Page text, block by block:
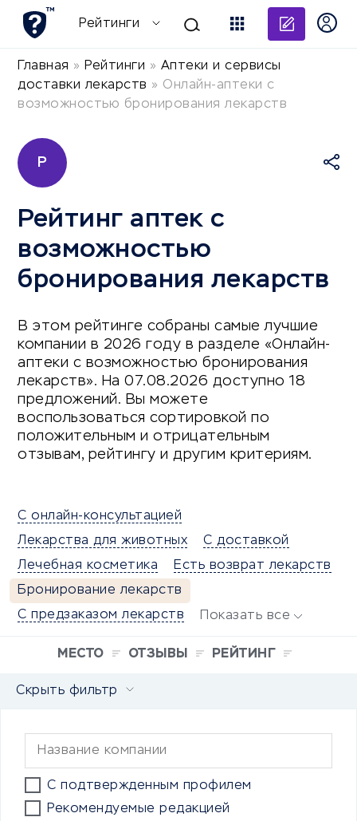
Рейтинги
Главная » Рейтинги » Аптеки и сервисы
доставки лекарств » Онлайн-аптеки с
возможностью бронирования лекарств
Р
Рейтинг аптек с
возможностью
бронирования лекарств
В этом рейтинге собраны самые лучшие
компании в 2026 году в разделе «Онлайн-
аптеки с возможностью бронирования
лекарств». На 07.08.2026 доступно 18
предложений. Вы можете
воспользоваться сортировкой по
положительным и отрицательным
отзывам, рейтингу и другим критериям.
С онлайн-консультацией
Лекарства для животных
С доставкой
Лечебная косметика
Есть возврат лекарств
Бронирование лекарств
С предзаказом лекарств
Показать все
МЕСТО ОТЗЫВЫ РЕЙТИНГ
Скрыть фильтр
С подтвержденным профилем
Рекомендуемые редакцией